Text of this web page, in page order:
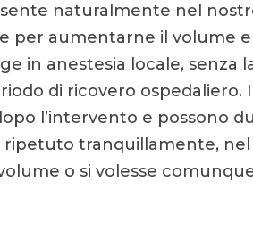
naturalmente nel
per aumentarne il volume
in anestesia locale, senza
di ricovero ospedaliero.
l’intervento e possono
tranquillamente, nel
o si volesse